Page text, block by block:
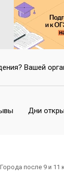
Вашей
Дни
после 9 и 11